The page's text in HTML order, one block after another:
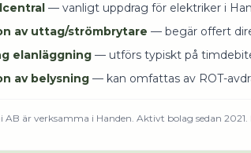
— vanligt uppdrag för elektriker i
av uttag/strömbrytare — begär offert
elanläggning — utförs typiskt på
av belysning — kan omfattas av ROT-
AB är verksamma i Handen. Aktivt bolag sedan 2021.